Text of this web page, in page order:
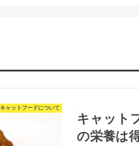
キャットフードについて
キャット
の栄養は